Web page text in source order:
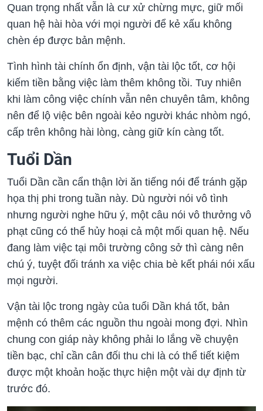
Quan trọng nhất vẫn là cư xử chừng mực, giữ mối
quan hệ hài hòa với mọi người để kẻ xấu không
chèn ép được bản mệnh.
Tình hình tài chính ổn định, vận tài lộc tốt, cơ hội
kiếm tiền bằng việc làm thêm không tồi. Tuy nhiên
khi làm công việc chính vẫn nên chuyên tâm, không
nên để lộ việc bên ngoài kẻo người khác nhòm ngó,
cấp trên không hài lòng, càng giữ kín càng tốt.
Tuổi Dần
Tuổi Dần cần cẩn thận lời ăn tiếng nói để tránh gặp
họa thị phi trong tuần này. Dù người nói vô tình
nhưng người nghe hữu ý, một câu nói vô thưởng vô
phạt cũng có thể hủy hoại cả một mối quan hệ. Nếu
đang làm việc tại môi trường công sở thì càng nên
chú ý, tuyệt đối tránh xa việc chia bè kết phái nói xấu
mọi người.
Vận tài lộc trong ngày của tuổi Dần khá tốt, bản
mệnh có thêm các nguồn thu ngoài mong đợi. Nhìn
chung con giáp này không phải lo lắng về chuyện
tiền bạc, chỉ cần cân đối thu chi là có thể tiết kiệm
được một khoản hoặc thực hiện một vài dự định từ
trước đó.